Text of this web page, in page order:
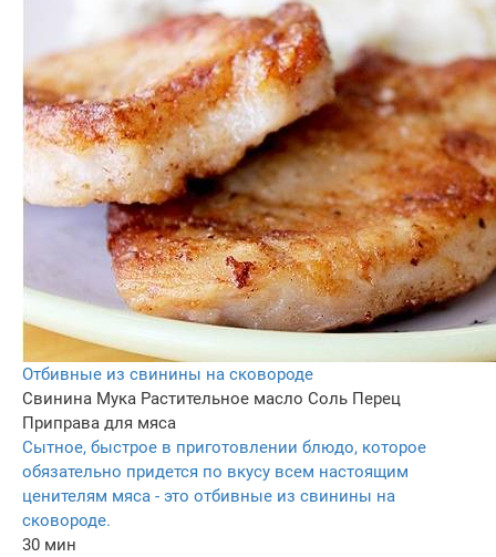
Отбивные из свинины на сковороде
Свинина Мука Растительное масло Соль Перец
Приправа для мяса
Сытное, быстрое в приготовлении блюдо, которое
обязательно придется по вкусу всем настоящим
ценителям мяса - это отбивные из свинины на
сковороде.
30 мин